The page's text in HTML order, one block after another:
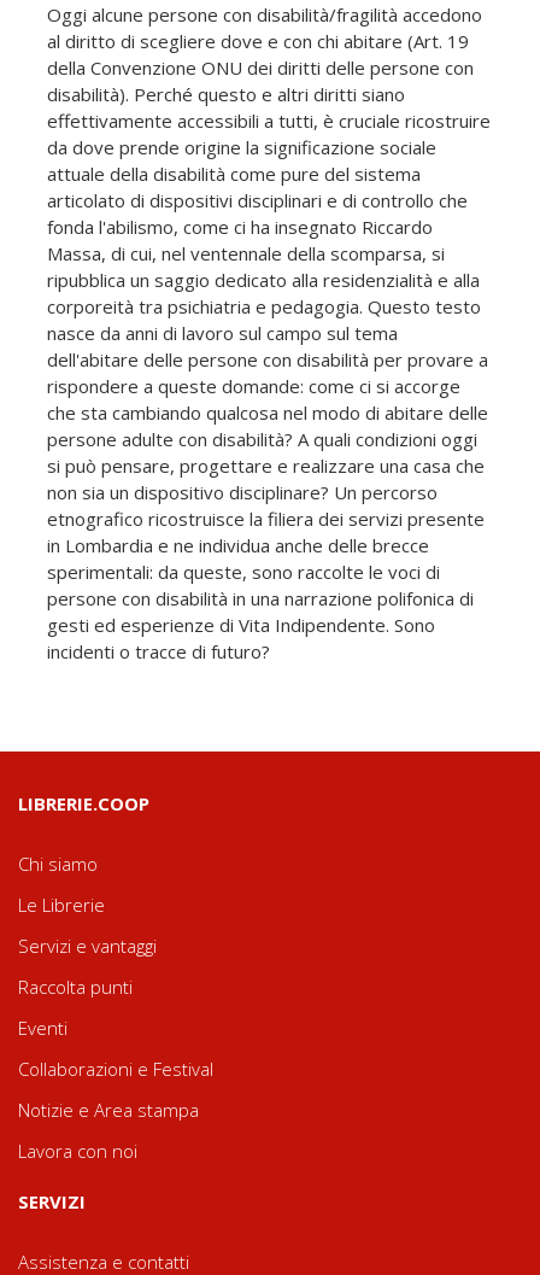
Oggi alcune persone con disabilità/fragilità accedono
al diritto di scegliere dove e con chi abitare (Art. 19
della Convenzione ONU dei diritti delle persone con
disabilità). Perché questo e altri diritti siano
effettivamente accessibili a tutti, è cruciale ricostruire
da dove prende origine la significazione sociale
attuale della disabilità come pure del sistema
articolato di dispositivi disciplinari e di controllo che
fonda l'abilismo, come ci ha insegnato Riccardo
Massa, di cui, nel ventennale della scomparsa, si
ripubblica un saggio dedicato alla residenzialità e alla
corporeità tra psichiatria e pedagogia. Questo testo
nasce da anni di lavoro sul campo sul tema
dell'abitare delle persone con disabilità per provare a
rispondere a queste domande: come ci si accorge
che sta cambiando qualcosa nel modo di abitare delle
persone adulte con disabilità? A quali condizioni oggi
si può pensare, progettare e realizzare una casa che
non sia un dispositivo disciplinare? Un percorso
etnografico ricostruisce la filiera dei servizi presente
in Lombardia e ne individua anche delle brecce
sperimentali: da queste, sono raccolte le voci di
persone con disabilità in una narrazione polifonica di
gesti ed esperienze di Vita Indipendente. Sono
incidenti o tracce di futuro?
LIBRERIE.COOP
Chi siamo
Le Librerie
Servizi e vantaggi
Raccolta punti
Eventi
Collaborazioni e Festival
Notizie e Area stampa
Lavora con noi
SERVIZI
Assistenza e contatti